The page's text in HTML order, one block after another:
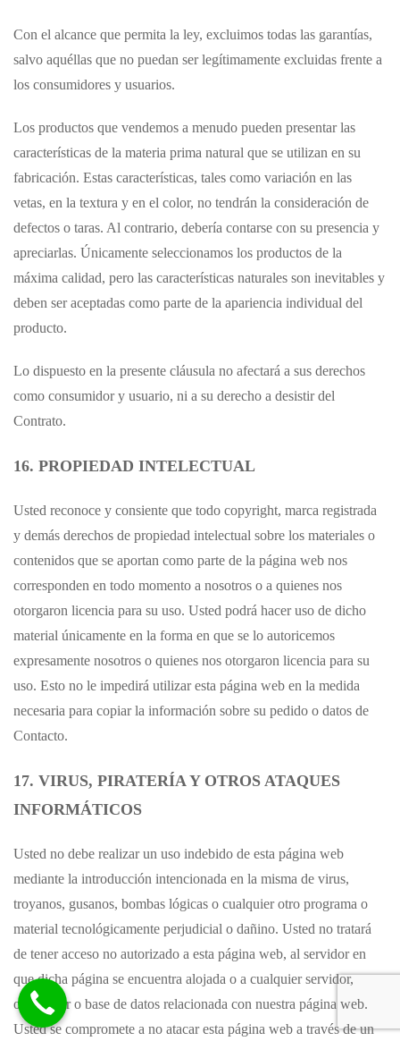
Con el alcance que permita la ley, excluimos todas las garantías,
salvo aquéllas que no puedan ser legítimamente excluidas frente a
los consumidores y usuarios.
Los productos que vendemos a menudo pueden presentar las
características de la materia prima natural que se utilizan en su
fabricación. Estas características, tales como variación en las
vetas, en la textura y en el color, no tendrán la consideración de
defectos o taras. Al contrario, debería contarse con su presencia y
apreciarlas. Únicamente seleccionamos los productos de la
máxima calidad, pero las características naturales son inevitables y
deben ser aceptadas como parte de la apariencia individual del
producto.
Lo dispuesto en la presente cláusula no afectará a sus derechos
como consumidor y usuario, ni a su derecho a desistir del
Contrato.
16. PROPIEDAD INTELECTUAL
Usted reconoce y consiente que todo copyright, marca registrada
y demás derechos de propiedad intelectual sobre los materiales o
contenidos que se aportan como parte de la página web nos
corresponden en todo momento a nosotros o a quienes nos
otorgaron licencia para su uso. Usted podrá hacer uso de dicho
material únicamente en la forma en que se lo autoricemos
expresamente nosotros o quienes nos otorgaron licencia para su
uso. Esto no le impedirá utilizar esta página web en la medida
necesaria para copiar la información sobre su pedido o datos de
Contacto.
17. VIRUS, PIRATERÍA Y OTROS ATAQUES
INFORMÁTICOS
Usted no debe realizar un uso indebido de esta página web
mediante la introducción intencionada en la misma de virus,
troyanos, gusanos, bombas lógicas o cualquier otro programa o
material tecnológicamente perjudicial o dañino. Usted no tratará
de tener acceso no autorizado a esta página web, al servidor en
que dicha página se encuentra alojada o a cualquier servidor,
ordenador o base de datos relacionada con nuestra página web.
Usted se compromete a no atacar esta página web a través de un